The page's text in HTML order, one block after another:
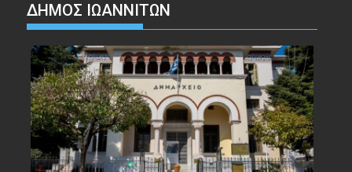
ΔΗΜΟΣ ΙΩΑΝΝΙΤΩΝ